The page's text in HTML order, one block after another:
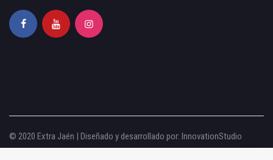
© 2020 Extra Jaén | Diseñado y desarrollado por: InnovationStudio